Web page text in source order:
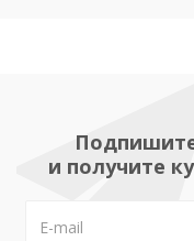
и получите